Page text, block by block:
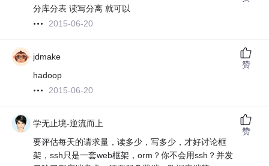
分库分表 读写分离 就可以
2015-06-20
jdmake
hadoop
2015-06-20
赞
学无止境-逆流而上
要评估每天的请求量，读多少，写多少，才好讨论框
架，ssh只是一套web框架，orm？你不会用ssh？并发
赞